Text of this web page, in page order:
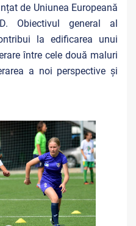
de Uniunea Europeană
Obiectivul general al
la edificarea unui
între cele două maluri
a noi perspective și